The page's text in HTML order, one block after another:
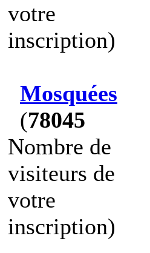
votre
inscription)
Mosquées
(78045
Nombre de
visiteurs de
votre
inscription)